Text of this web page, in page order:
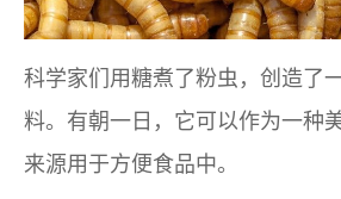
科学家们用糖煮了粉虫，创造了
料。有朝一日，它可以作为一种
来源用于方便食品中。